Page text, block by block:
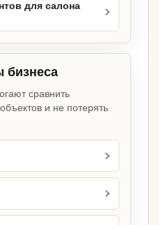
для салона
бизнеса
сравнить
и не потерять